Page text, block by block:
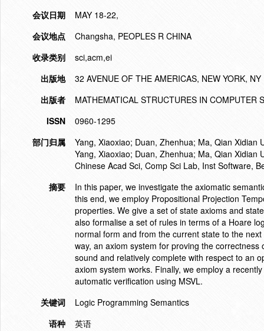
会议日期
MAY 18-22,
会议地点
Changsha, PEOPLES R CHINA
收录类别
sci,acm,ei
出版地
32 AVENUE OF THE AMERICAS, NEW YORK,
出版者
MATHEMATICAL STRUCTURES IN COMPUTER
ISSN
0960-1295
部门归属
Yang, Xiaoxiao; Duan, Zhenhua; Ma, Qian Xidian
Yang, Xiaoxiao; Duan, Zhenhua; Ma, Qian Xidian
Chinese Acad Sci, Comp Sci Lab, Inst Software,
摘要
In this paper, we investigate the axiomatic
this end, we employ Propositional Projection
properties. We give a set of state axioms and
also formalise a set of rules in terms of a Hoare
normal form and from the current state to the
way, an axiom system for proving the
sound and relatively complete with respect to an
axiom system works. Finally, we employ a
automatic verification using MSVL.
关键词
Logic Programming Semantics
语种
英语